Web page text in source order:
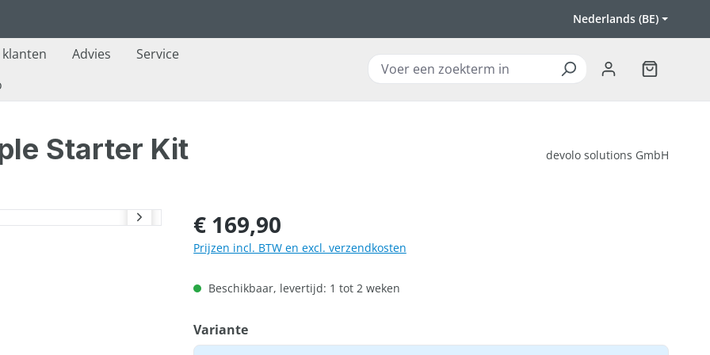
Nederlands (BE)
Advies
Service
Starter Kit devolo solutions GmbH
Normale prijs:
€ 169,90
Prijzen incl. BTW en excl. verzendkosten
Beschikbaar, levertijd: 1 tot 2 weken
Selecteer
Variante